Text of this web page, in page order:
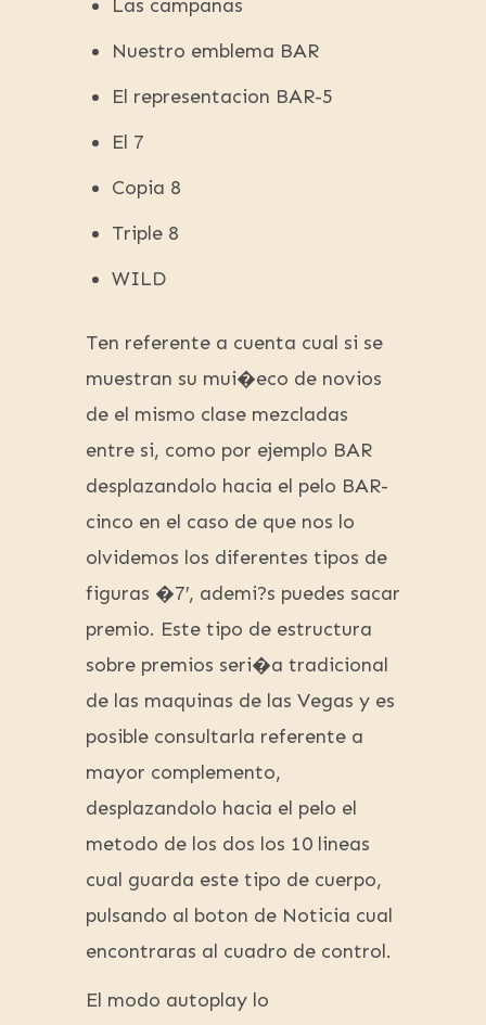
Las campanas
Nuestro emblema BAR
El representacion BAR-5
El 7
Copia 8
Triple 8
WILD
Ten referente a cuenta cual si se
muestran su mui�eco de novios
de el mismo clase mezcladas
entre si, como por ejemplo BAR
desplazandolo hacia el pelo BAR-
cinco en el caso de que nos lo
olvidemos los diferentes tipos de
figuras �7′, ademi?s puedes sacar
premio. Este tipo de estructura
sobre premios seri�a tradicional
de las maquinas de las Vegas y es
posible consultarla referente a
mayor complemento,
desplazandolo hacia el pelo el
metodo de los dos los 10 lineas
cual guarda este tipo de cuerpo,
pulsando al boton de Noticia cual
encontraras al cuadro de control.
El modo autoplay lo